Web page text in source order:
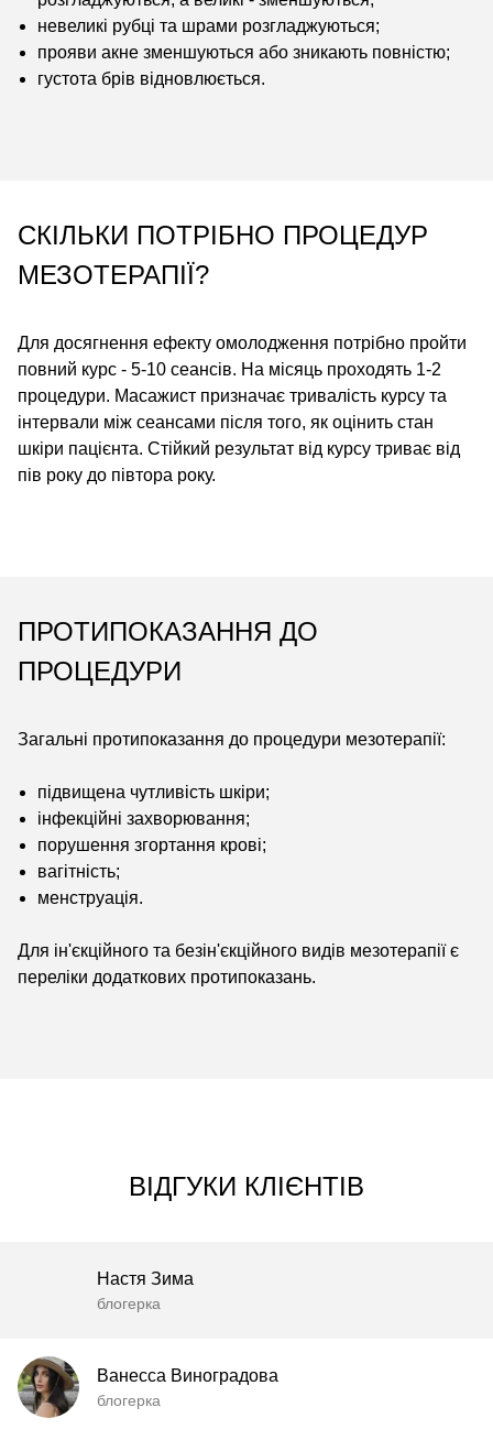
невеликі рубці та шрами розгладжуються;
прояви акне зменшуються або зникають повністю;
густота брів відновлюється.
СКІЛЬКИ ПОТРІБНО ПРОЦЕДУР
МЕЗОТЕРАПІЇ?
Для досягнення ефекту омолодження потрібно пройти
повний курс - 5-10 сеансів. На місяць проходять 1-2
процедури. Масажист призначає тривалість курсу та
інтервали між сеансами після того, як оцінить стан
шкіри пацієнта. Стійкий результат від курсу триває від
пів року до півтора року.
ПРОТИПОКАЗАННЯ ДО
ПРОЦЕДУРИ
Загальні протипоказання до процедури мезотерапії:
підвищена чутливість шкіри;
інфекційні захворювання;
порушення згортання крові;
вагітність;
менструація.
Для ін'єкційного та безін'єкційного видів мезотерапії є
переліки додаткових протипоказань.
ВІДГУКИ КЛІЄНТІВ
Настя Зима
блогерка
Ванесса Виноградова
блогерка